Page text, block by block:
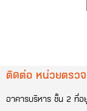
ติดต่อ หน่วยตรว
อาคารบริหาร ชั้น 2 ที่อ